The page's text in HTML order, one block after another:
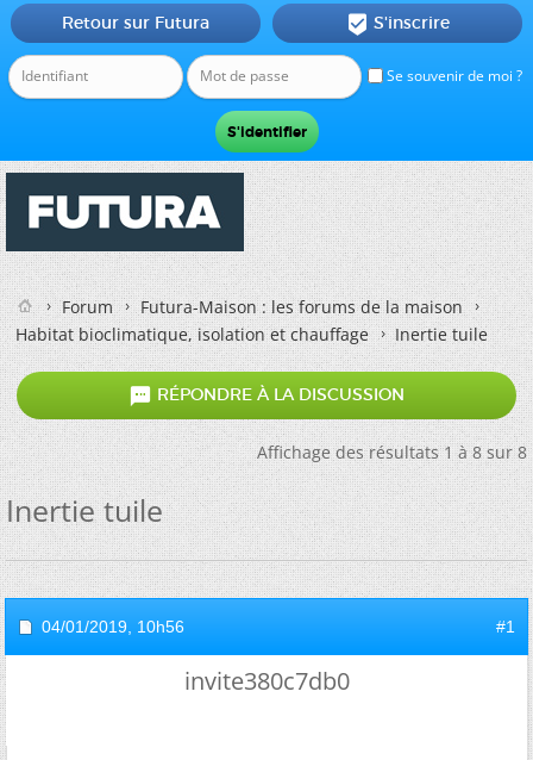
Se souvenir de moi ?
Retour sur Futura  S'inscrire
Forum
Futura-Maison : les forums de la maison
Habitat bioclimatique, isolation et chauffage
Inertie tuile
 RÉPONDRE À LA DISCUSSION
Affichage des résultats 1 à 8 sur 8
Inertie tuile
04/01/2019, 10h56 #1
invite380c7db0